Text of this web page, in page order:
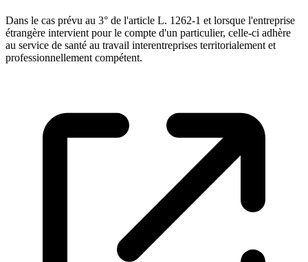
Dans le cas prévu au 3° de l'article L. 1262-1 et lorsque l'entreprise
étrangère intervient pour le compte d'un particulier, celle-ci adhère
au service de santé au travail interentreprises territorialement et
professionnellement compétent.